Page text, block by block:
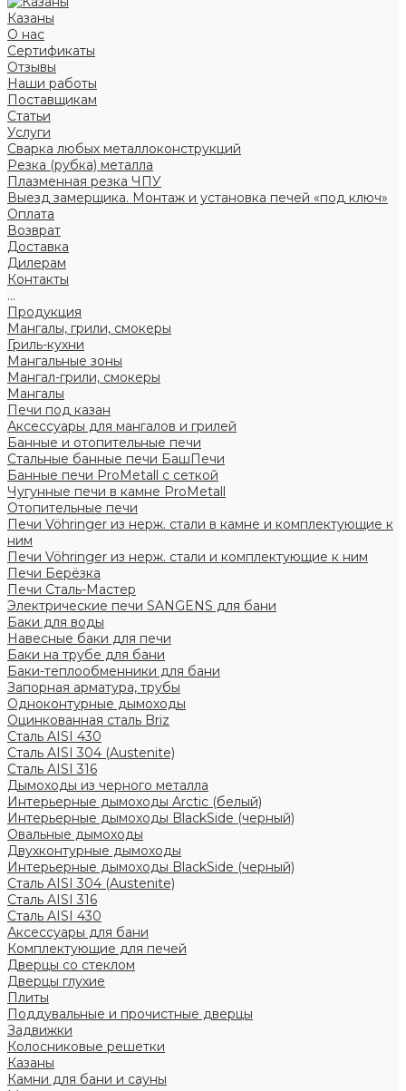
Казаны
О нас
Сертификаты
Отзывы
Наши работы
Поставщикам
Статьи
Услуги
Сварка любых металлоконструкций
Резка (рубка) металла
Плазменная резка ЧПУ
Выезд замерщика. Монтаж и установка печей «под ключ»
Оплата
Возврат
Доставка
Дилерам
Контакты
...
Продукция
Мангалы, грили, смокеры
Гриль-кухни
Мангальные зоны
Мангал-грили, смокеры
Мангалы
Печи под казан
Аксессуары для мангалов и грилей
Банные и отопительные печи
Стальные банные печи БашПечи
Банные печи ProMetall с сеткой
Чугунные печи в камне ProMetall
Отопительные печи
Печи Vöhringer из нерж. стали в камне и комплектующие к
ним
Печи Vöhringer из нерж. стали и комплектующие к ним
Печи Берёзка
Печи Сталь-Мастер
Электрические печи SANGENS для бани
Баки для воды
Навесные баки для печи
Баки на трубе для бани
Баки-теплообменники для бани
Запорная арматура, трубы
Одноконтурные дымоходы
Оцинкованная сталь Briz
Сталь AISI 430
Сталь AISI 304 (Austenite)
Сталь AISI 316
Дымоходы из черного металла
Интерьерные дымоходы Arctic (белый)
Интерьерные дымоходы BlackSide (черный)
Овальные дымоходы
Двухконтурные дымоходы
Интерьерные дымоходы BlackSide (черный)
Сталь AISI 304 (Austenite)
Сталь AISI 316
Сталь AISI 430
Аксессуары для бани
Комплектующие для печей
Дверцы со стеклом
Дверцы глухие
Плиты
Поддувальные и прочистные дверцы
Задвижки
Колосниковые решетки
Казаны
Камни для бани и сауны